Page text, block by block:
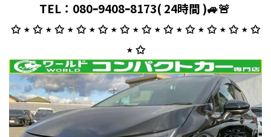
TEL：080ｰ9408ｰ8173( 24時間 )🚙🚨 ⁡
✩ ⋆ ✩ ⋆ ✩ ⋆ ✩ ⋆ ✩ ⋆ ✩ ⋆ ✩ ⋆ ✩ ⋆ ✩ ⋆ ✩ ⋆ ✩ ⋆ ✩
⋆ ✩